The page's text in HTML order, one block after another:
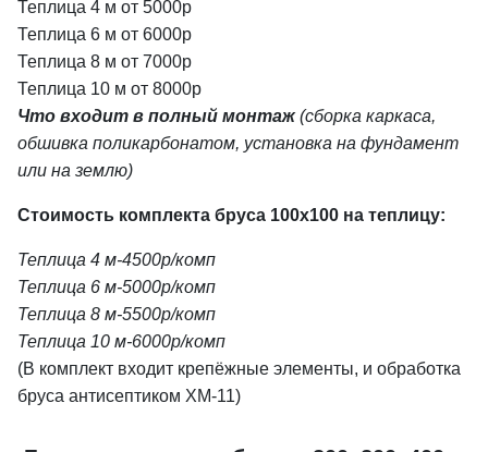
Теплица 4 м от 5000р
Теплица 6 м от 6000р
Теплица 8 м от 7000р
Теплица 10 м от 8000р
Что входит в полный монтаж(сборка каркаса,
обшивка поликарбонатом, установка на фундамент
или на землю)
Стоимость комплекта бруса 100х100 на теплицу:
Теплица 4 м-4500р/комп
Теплица 6 м-5000р/комп
Теплица 8 м-5500р/комп
Теплица 10 м-6000р/комп
(В комплект входит крепёжные элементы, и обработка
бруса антисептиком ХМ-11)